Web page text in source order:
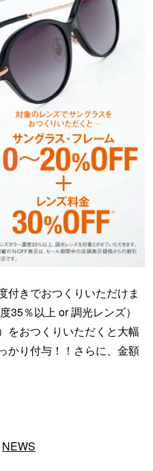
付きでおつくりいただけま
35％以上 or 調光レンズ）
をおつくりいただくと大幅
かり付与！！さらに、金額
NEWS